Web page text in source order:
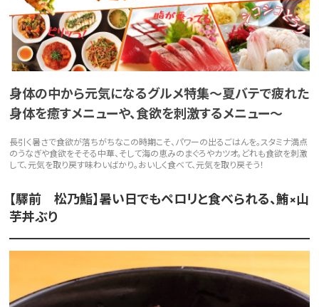
身体の中から元気になるグルメ特集～夏バテで疲れた
身体を癒すメニューや、食欲を刺激するメニュー～
長引く暑さで食欲が落ちがちなこの時期こそ、パワーの出るごはんを。スタミナ満点
のうなぎや食欲をそそる中華、そして海の恵みのまぐろやカツオ。どれも食欲を刺激
して、元気を取り戻す味わいばかり。おいしく食べて、元気を取り戻そう！
【驛前 松乃鮨】暑い日でもペロリと食べられる、鮪×山
芋丼ぶり